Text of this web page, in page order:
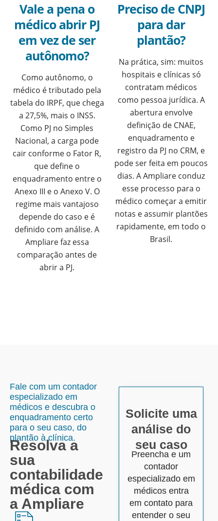
Vale a pena o
médico abrir PJ
em vez de ser
autônomo?
Como autônomo, o
médico é tributado pela
tabela do IRPF, que chega
a 27,5%, mais o INSS.
Como PJ no Simples
Nacional, a carga pode
cair conforme o Fator R,
que define o
enquadramento entre o
Anexo III e o Anexo V. O
regime mais vantajoso
depende do caso e é
definido com análise. A
Ampliare faz essa
comparação antes de
abrir a PJ.
Preciso de CNPJ
para dar
plantão?
Na prática, sim: muitos
hospitais e clínicas só
contratam médicos
como pessoa jurídica. A
abertura envolve
definição de CNAE,
enquadramento e
registro da PJ no CRM, e
pode ser feita em poucos
dias. A Ampliare conduz
esse processo para o
médico começar a emitir
notas e assumir plantões
rapidamente, em todo o
Brasil.
Fale com um contador
especializado em
médicos e descubra o
enquadramento certo
para o seu caso, do
plantão à clínica.
Resolva a
sua
contabilidade
médica com
a Ampliare
Solicite uma
análise do
seu caso
Preencha e um
contador
especializado em
médicos entra
em contato para
entender o seu